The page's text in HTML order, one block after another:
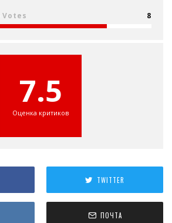
Votes 8
7.5
Оценка критиков
TWITTER
ПОЧТА